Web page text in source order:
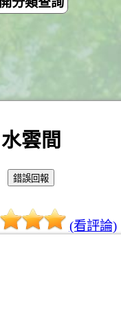
水雲間
(看評論)